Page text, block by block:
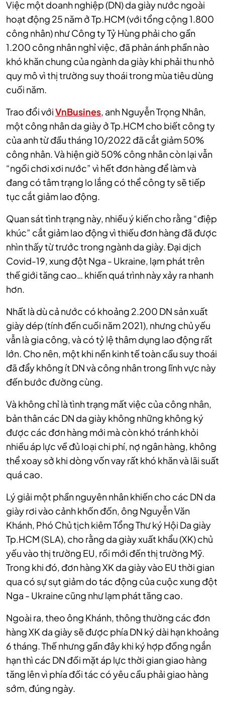
Việc một doanh nghiệp (DN) da giày nước ngoài
hoạt động 25 năm ở Tp.HCM (với tổng cộng 1.800
công nhân) như Công ty Tỷ Hùng phải cho gần
1.200 công nhân nghỉ việc, đã phản ánh phần nào
khó khăn chung của ngành da giày khi phải thu nhỏ
quy mô vì thị trường suy thoái trong mùa tiêu dùng
cuối năm.
Trao đổi vớiVnBusines, anh Nguyễn Trọng Nhân,
một công nhân da giày ở Tp.HCM cho biết công ty
của anh từ đầu tháng 10/2022 đã cắt giảm 50%
công nhân. Và hiện giờ 50% công nhân còn lại vẫn
“ngồi chơi xơi nước” vì hết đơn hàng để làm và
đang có tâm trạng lo lắng có thể công ty sẽ tiếp
tục cắt giảm lao động.
Quan sát tình trạng này, nhiều ý kiến cho rằng “điệp
khúc” cắt giảm lao động vì thiếu đơn hàng đã được
nhìn thấy từ trước trong ngành da giày. Đại dịch
Covid-19, xung đột Nga - Ukraine, lạm phát trên
thế giới tăng cao… khiến quá trình này xảy ra nhanh
hơn.
Nhất là dù cả nước có khoảng 2.200 DN sản xuất
giày dép (tính đến cuối năm 2021), nhưng chủ yếu
vẫn là gia công, và có tỷ lệ thâm dụng lao động rất
lớn. Cho nên, một khi nền kinh tế toàn cầu suy thoái
đã đẩy không ít DN và công nhân trong lĩnh vực này
đến bước đường cùng.
Và không chỉ là tình trạng mất việc của công nhân,
bản thân các DN da giày không những không ký
được các đơn hàng mới mà còn khó tránh khỏi
nhiều áp lực về đủ loại chi phí, nợ ngân hàng, không
thể xoay sở khi dòng vốn vay rất khó khăn và lãi suất
quá cao.
Lý giải một phần nguyên nhân khiến cho các DN da
giày rơi vào cảnh khốn đốn, ông Nguyễn Văn
Khánh, Phó Chủ tịch kiêm Tổng Thư ký Hội Da giày
Tp.HCM (SLA), cho rằng da giày xuất khẩu (XK) chủ
yếu vào thị trường EU, rồi mới đến thị trường Mỹ.
Trong khi đó, đơn hàng XK da giày vào EU thời gian
qua có sự sụt giảm do tác động của cuộc xung đột
Nga - Ukraine cũng như lạm phát tăng cao.
Ngoài ra, theo ông Khánh, thông thường các đơn
hàng XK da giày sẽ được phía DN ký dài hạn khoảng
6 tháng. Thế nhưng gần đây khi ký hợp đồng ngắn
hạn thì các DN đối mặt áp lực thời gian giao hàng
tăng lên vì phía đối tác có yêu cầu phải giao hàng
sớm, đúng ngày.